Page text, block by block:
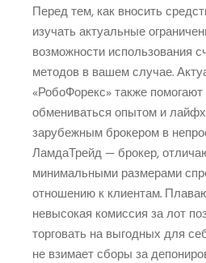
Перед тем, как вносить
изучать актуальные
возможности использования
методов в вашем случае.
«РобоФорекс» также
обмениваться опытом и
зарубежным брокером в
ЛамдаТрейд — брокер,
минимальными размерами
отношению к клиентам.
невысокая комиссия за лот
торговать на выгодных для
не взимает сборы за